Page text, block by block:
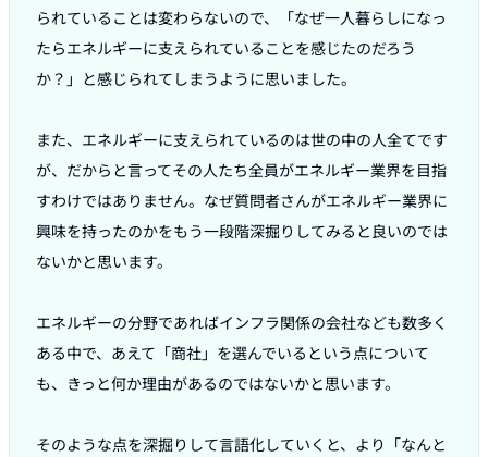
られていることは変わらないので、「なぜ一人暮らしになっ
たらエネルギーに支えられていることを感じたのだろう
か？」と感じられてしまうように思いました。
また、エネルギーに支えられているのは世の中の人全てです
が、だからと言ってその人たち全員がエネルギー業界を目指
すわけではありません。なぜ質問者さんがエネルギー業界に
興味を持ったのかをもう一段階深掘りしてみると良いのでは
ないかと思います。
エネルギーの分野であればインフラ関係の会社なども数多く
ある中で、あえて「商社」を選んでいるという点について
も、きっと何か理由があるのではないかと思います。
そのような点を深掘りして言語化していくと、より「なんと